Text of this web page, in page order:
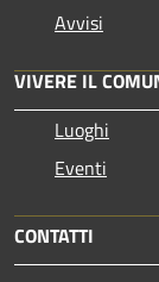
Avvisi
VIVERE IL
Luoghi
Eventi
CONTATTI